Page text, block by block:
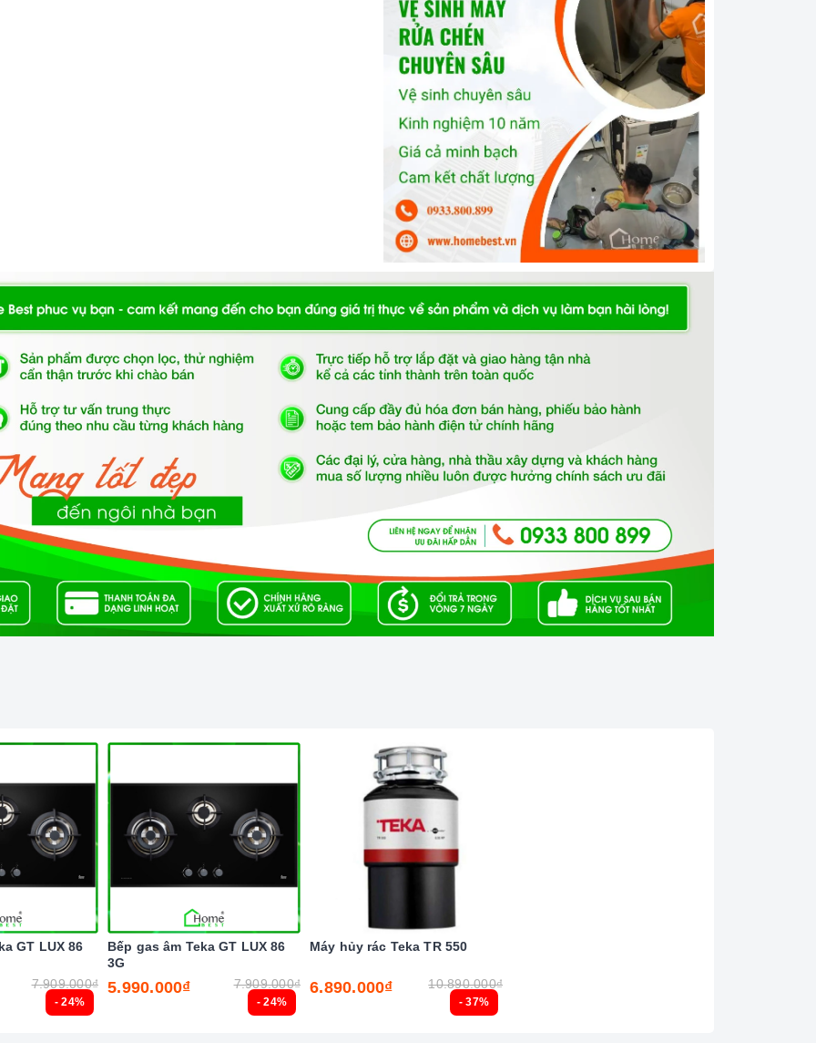
trình rửa có một mục đích và thời gian khác
hợp với lượng và mức độ bẩn của bát đĩa.
rửa chén bằng cách sử dụng các chất tẩy rửa
rửa vệ sinh.
sử dụngmáy rửa chén, bạn nên tắt nguồn và xả
để ngăn bụi bẩn và côn trùng xâm nhập.
Best?
kết cung cấp sản phẩm chính hãng 100%, có nguồn
dẫn sử dụng, lắp đặt, chế độ bảo hành chính hãng,
khách sẽ có trải nghiệm tuyệt vời và không gặp bất kỳ
tư vấn viên, nhân viên và kỹ thuật viên chuyên
trong quá trình mua sắm và sử dụng sản phẩm.
đến khách hàng đa dạng các dòngmáy rửa chén
gốc sản phẩm chính hãng. Chúng tôi tự tin mang
hàng tận tâm và chính sách bảo hành, hậu mãi
- 24%
GT LUX 86
7.909.000₫
- 24%
Bếp gas âm Teka GT LUX 86
3G
5.990.000₫ 7.909.000₫
- 37%
Máy hủy rác Teka TR 550
6.890.000₫ 10.890.000₫